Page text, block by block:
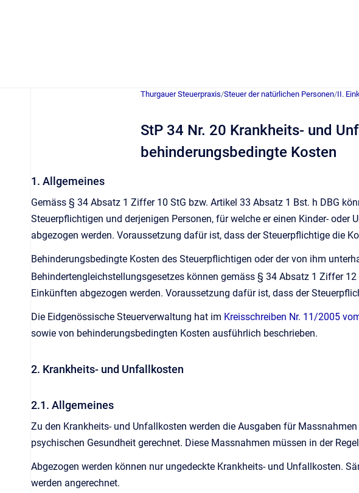
Thurgauer Steuerpraxis/Steuer der natürlichen Personen/II.
StP 34 Nr. 20 Krankheits- und
behinderungsbedingte Kosten
1. Allgemeines
Gemäss § 34 Absatz 1 Ziffer 10 StG bzw. Artikel 33 Absatz 1 Bst. h DBG
Steuerpflichtigen und derjenigen Personen, für welche er einen Kinder-
abgezogen werden. Voraussetzung dafür ist, dass der Steuerpflichtige die
Behinderungsbedingte Kosten des Steuerpflichtigen oder der von ihm
Behindertengleichstellungsgesetzes können gemäss § 34 Absatz 1 Ziffer
Einkünften abgezogen werden. Voraussetzung dafür ist, dass der
Die Eidgenössische Steuerverwaltung hat im Kreisschreiben Nr. 11/2005
sowie von behinderungsbedingten Kosten ausführlich beschrieben.
2. Krankheits- und Unfallkosten
2.1. Allgemeines
Zu den Krankheits- und Unfallkosten werden die Ausgaben für
psychischen Gesundheit gerechnet. Diese Massnahmen müssen in der
Abgezogen werden können nur ungedeckte Krankheits- und Unfallkosten.
werden angerechnet.